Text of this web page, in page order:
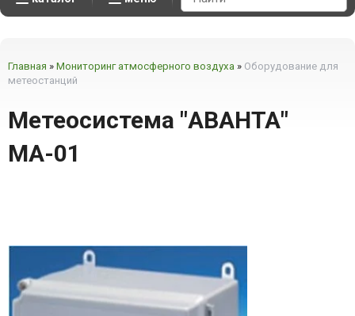
Главная » Мониторинг атмосферного воздуха » Оборудование для
метеостанций
Метеосистема "АВАНТА"
МА-01